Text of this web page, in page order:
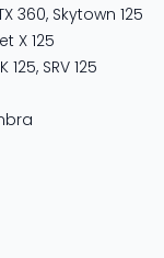
360, Skytown 125
X 125
125, SRV 125